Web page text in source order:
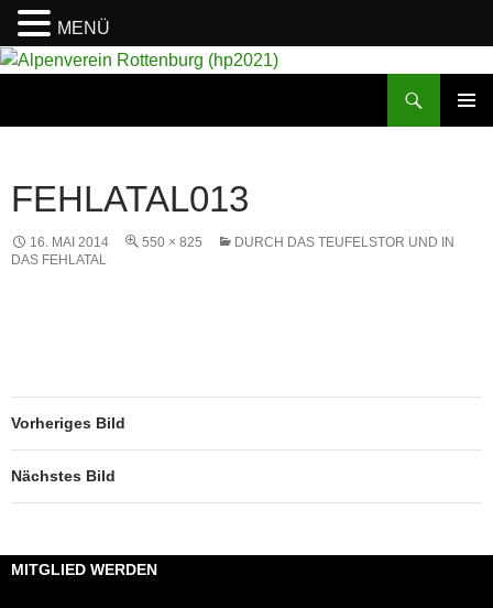
FEHLATAL013
16. MAI 2014 550 × 825
DURCH DAS TEUFELSTOR UND IN
DAS FEHLATAL
Vorheriges Bild
Nächstes Bild
MITGLIED WERDEN
MENÜ